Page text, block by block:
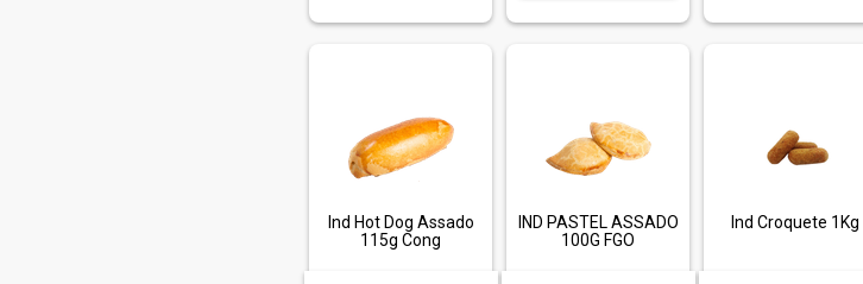
Ind Hot Dog Assado
115g Cong
IND PASTEL ASSADO
100G FGO
Ind Croquete 1Kg